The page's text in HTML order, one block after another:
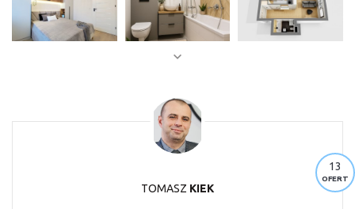
13
OFERT
TOMASZ KIEK